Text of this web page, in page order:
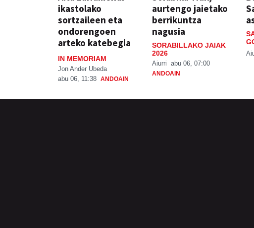
ikastolako
sortzaileen eta
ondorengoen
arteko katebegia
IN MEMORIAM
Jon Ander Ubeda
abu 06, 11:38 ANDOAIN
aurtengo jaietako
berrikuntza
nagusia
SORABILLAKO JAIAK
2026
Aiurri abu 06, 07:00
ANDOAIN